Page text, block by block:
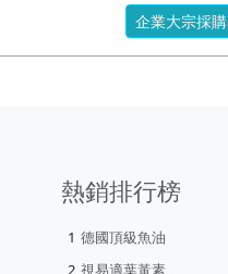
企業大宗採購
熱銷排行榜
德國頂級魚油